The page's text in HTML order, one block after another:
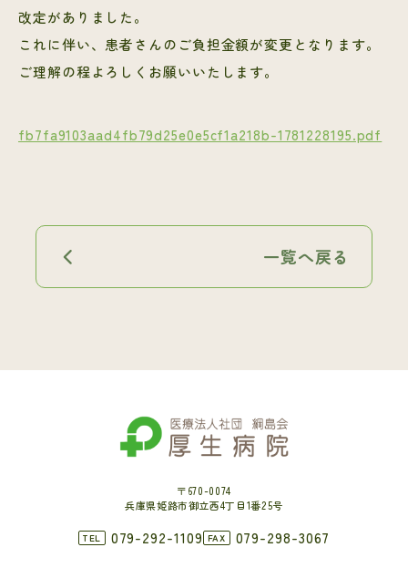
改定がありました。
これに伴い、患者さんのご負担金額が変更となります。
ご理解の程よろしくお願いいたします。
fb7fa9103aad4fb79d25e0e5cf1a218b-1781228195.pdf
一覧へ戻る
〒670-0074
兵庫県姫路市御立西4丁目1番25号
TEL 079-292-1109 FAX 079-298-3067